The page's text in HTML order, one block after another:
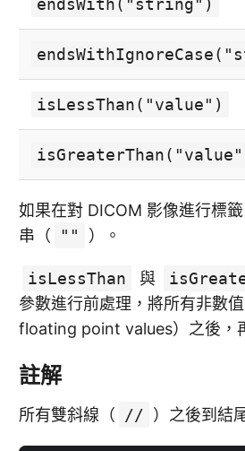
endsWith("string")
isLessThan("value")
如果在對 DICOM 影像進行標
串（
"" ）。
isLessThan 與
參數進行前處理，將所有非數
floating point values）之後，
註解
所有雙斜線（ // ）之後到結